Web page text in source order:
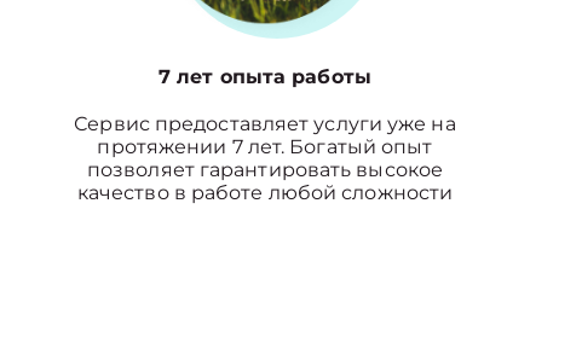
7 лет опыта работы
Сервис предоставляет услуги уже на
протяжении 7 лет. Богатый опыт
позволяет гарантировать высокое
качество в работе любой сложности